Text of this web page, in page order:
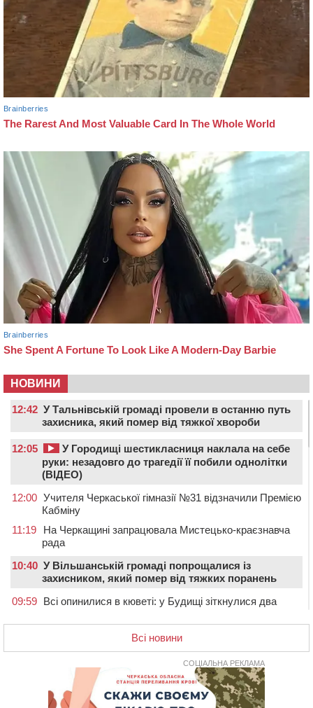
НОВИНИ
12:42 У Тальнівській громаді провели в останню путь
захисника, який помер від тяжкої хвороби
12:05
У Городищі шестикласниця наклала на себе
руки: незадовго до трагедії її побили однолітки
(ВІДЕО)
12:00 Учителя Черкаської гімназії №31 відзначили Премією
Кабміну
11:19
На Черкащині запрацювала Мистецько-краєзнавча
рада
10:40 У Вільшанській громаді попрощалися із
захисником, який помер від тяжких поранень
09:59 Всі опинилися в кюветі: у Будищі зіткнулися два
На Черкащині боржникам за електроенергію
Черкащина серед лідерів за кількістю штрафів для
підприємств через неподання даних про транспорт до
ТЦК
Всі новини
СОЦІАЛЬНА РЕКЛАМА